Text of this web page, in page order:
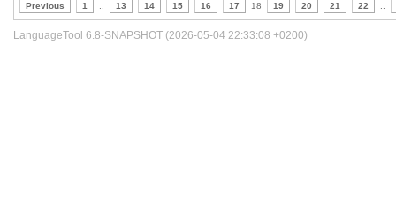
Previous 1 13 14 15 16 17 18 19 20 21 22
LanguageTool 6.8-SNAPSHOT (2026-05-04 22:33:08 +0200)